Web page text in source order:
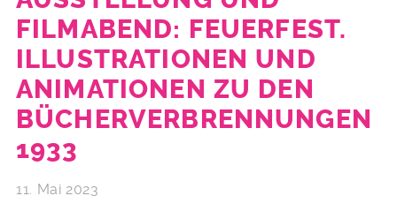
FILMABEND: FEUERFEST.
ILLUSTRATIONEN UND
ANIMATIONEN ZU DEN
BÜCHERVERBRENNUNGEN
1933
11. Mai 2023